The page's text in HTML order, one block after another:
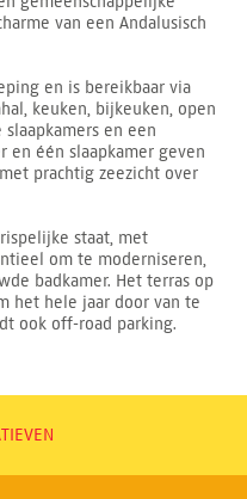
van een Andalusisch
en is bereikbaar via
keuken, bijkeuken, open
en een
en één slaapkamer geven
prachtig zeezicht over
staat, met
om te moderniseren,
badkamer. Het terras op
het hele jaar door van te
ook off-road parking.